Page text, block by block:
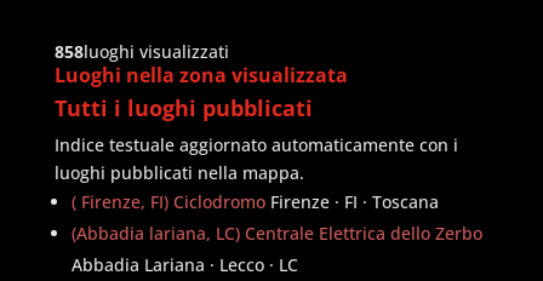
858luoghi visualizzati
Luoghi nella zona visualizzata
Tutti i luoghi pubblicati
Indice testuale aggiornato automaticamente con i
luoghi pubblicati nella mappa.
( Firenze, FI) Ciclodromo Firenze · FI · Toscana
(Abbadia lariana, LC) Centrale Elettrica dello Zerbo
Abbadia Lariana · Lecco · LC